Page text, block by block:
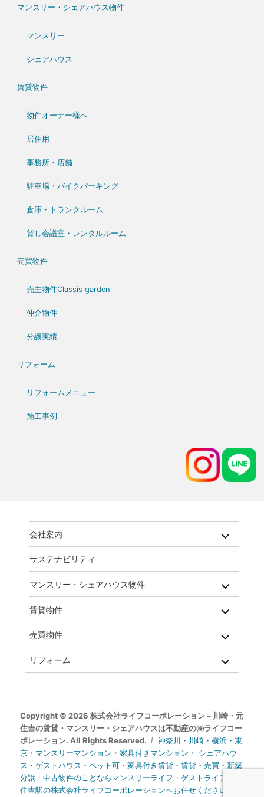
マンスリー・シェアハウス物件
マンスリー
シェアハウス
賃貸物件
物件オーナー様へ
居住用
事務所・店舗
駐車場・バイクパーキング
倉庫・トランクルーム
貸し会議室・レンタルルーム
売買物件
売主物件Classis garden
仲介物件
分譲実績
リフォーム
リフォームメニュー
施工事例
会社案内 expand
child
menu
サステナビリティ
マンスリー・シェアハウス物件 expand
child
menu
賃貸物件 expand
child
menu
売買物件 expand
child
menu
リフォーム expand
child
menu
Copyright © 2026 株式会社ライフコーポレーション – 川崎・元
住吉の賃貸・マンスリー・シェアハウスは不動産の㈱ライフコー
ポレーション. All Rights Reserved.
神奈川・川崎・横浜・東
京・マンスリーマンション・家具付きマンション・ シェアハウ
ス・ゲストハウス・ペット可・家具付き賃貸・賃貸・売買・新築
分譲・中古物件のことならマンスリーライフ・ゲストライフ・元
住吉駅の株式会社ライフコーポレーションへお任せください。